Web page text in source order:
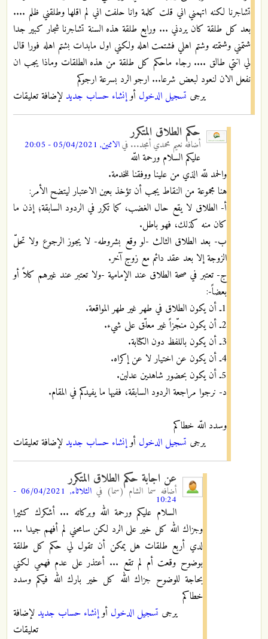
تشاجرنا لكنه اتهمني اني قلت كلمة وانا حلفت اني لم اقلها وطلقني ظلم ....
بعد كل طلقة كان يردني ... ورابع طلقة هذه السنة تشاجرنا شجار كبير جدا
شتمني وشتمته وشتم اهلي فشتمت اهله ولكني اول مابدات بشتم اهله فورا قال
لي انتي طالق .... رجاء ماحكم كل طلقة من هذه الطلقات وماذا يجب ان
نفعل الان لنعود لبعض شرعا... ارجو الرد بسرعة ارجوكم
يرجى تسجيل الدخول أوإنشاء حساب جديد لإضافة تعليقات
حكم الطلاق المتكرر
أضافه نعيم محمدي أمجد... فيالاثنين, 05/04/2021 - 20:05
عليكم السلام ورحمة اللّه
والحمد للّه الذي من علينا ووفقنا للخدمة.
هنا مجموعة من النقاط يجب أن تؤخذ بعين الاعتبار ليتضح الأمر:
أ- الطلاق لا يقع حال الغضب، كما تكرر في الردود السابقة؛ إذن ما
كان منه كذلك، فهو باطل.
ب- بعد الطلاق الثالث -لو وقع بشروطه- لا يجوز الرجوع ولا تحلّ
الزوجة إلا بعد عقد دائم مع زوج آخر.
ج- تعتبر في صحة الطلاق عند الإمامية -ولا تعتبر عند غيرهم كلاً أو
بعضاً-:
1ـ أن يكون الطلاق في طهر غير طهر المواقعة.
2ـ أن يكون منجّزاً غير معلّق على شيء.
3ـ أن يكون باللفظ دون الكتابة.
4ـ أن يكون عن اختيار لا عن إكراه.
5ـ أن يكون بحضور شاهدين عدلين.
د- نرجوا مراجعة الردود السابقة، ففيها ما يفيدكم في المقام.
وسدد اللّه خطاكم
يرجى تسجيل الدخول أوإنشاء حساب جديد لإضافة تعليقات
عن اجابة حكم الطلاق المتكرر
أضافه سما الشام (سما) في الثلاثاء, 06/04/2021 -
10:24
السلام عليكم ورحمة الله وبركاته ... أشكرك كثيرا
وجزاك الله كل خير على الرد لكن سامحني لم أفهم جيدا ...
لدي أربع طلقات هل يمكن أن تقول لي حكم كل طلقة
بوضوح وقعت أم لم تقع ... أعتذر على عدم فهمي لكني
بحاجة للوضوح جزاك الله كل خير بارك الله فيكم وسدد
خطاكم
يرجى تسجيل الدخول أوإنشاء حساب جديد لإضافة
تعليقات